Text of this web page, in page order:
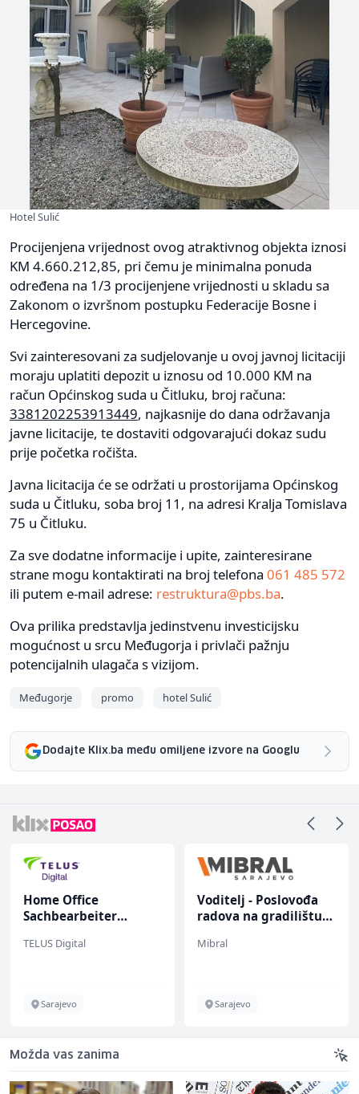
Hotel Sulić
Procijenjena vrijednost ovog atraktivnog objekta iznosi
KM 4.660.212,85, pri čemu je minimalna ponuda
određena na 1/3 procijenjene vrijednosti u skladu sa
Zakonom o izvršnom postupku Federacije Bosne i
Hercegovine.
Svi zainteresovani za sudjelovanje u ovoj javnoj licitaciji
moraju uplatiti depozit u iznosu od 10.000 KM na
račun Općinskog suda u Čitluku, broj računa:
3381202253913449, najkasnije do dana održavanja
javne licitacije, te dostaviti odgovarajući dokaz sudu
prije početka ročišta.
Javna licitacija će se održati u prostorijama Općinskog
suda u Čitluku, soba broj 11, na adresi Kralja Tomislava
75 u Čitluku.
Za sve dodatne informacije i upite, zainteresirane
strane mogu kontaktirati na broj telefona 061 485 572
ili putem e-mail adrese: restruktura@pbs.ba.
Ova prilika predstavlja jedinstvenu investicijsku
mogućnost u srcu Međugorja i privlači pažnju
potencijalnih ulagača s vizijom.
Međugorje promo hotel Sulić
Dodajte Klix.ba među omiljene izvore na Googlu
Home Office
Sachbearbeiter
bekannten deutschen
TELUS Digital
Sarajevo
Voditelj - Poslovođa
radova na gradilištu
Mibral
Sarajevo
Možda vas zanima